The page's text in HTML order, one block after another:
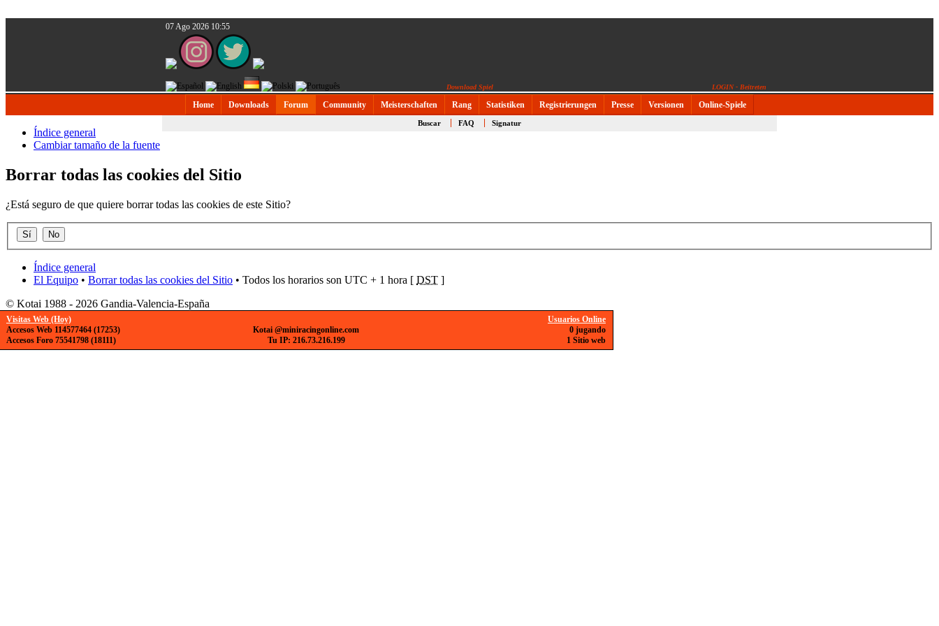
07 Ago 2026 10:55
Download Spiel LOGIN - Beitreten
Home Downloads Forum Community Meisterschaften Rang Statistiken Registrierungen Presse Versionen Online-Spiele
Buscar FAQ Signatur
Índice general
Cambiar tamaño de la fuente
Borrar todas las cookies del Sitio
¿Está seguro de que quiere borrar todas las cookies de este Sitio?
Índice general
El Equipo • Borrar todas las cookies del Sitio • Todos los horarios son UTC + 1 hora [ DST ]
© Kotai 1988 - 2026 Gandia-Valencia-España
Usuarios Online
0 jugando
1 Sitio web
Visitas Web (Hoy)
Accesos Web 114577464 (17253)
Accesos Foro 75541798 (18111)
Kotai @miniracingonline.com
Tu IP: 216.73.216.199